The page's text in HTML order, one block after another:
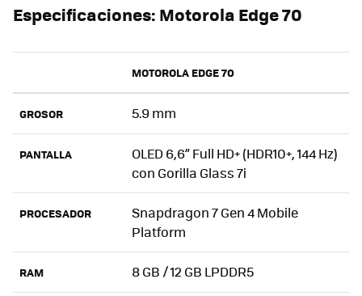
Especificaciones: Motorola Edge 70
MOTOROLA EDGE 70
GROSOR 5.9 mm
PANTALLA
OLED 6,6” Full HD+ (HDR10+, 144 Hz)
con Gorilla Glass 7i
PROCESADOR
Snapdragon 7 Gen 4 Mobile
Platform
RAM 8 GB / 12 GB LPDDR5